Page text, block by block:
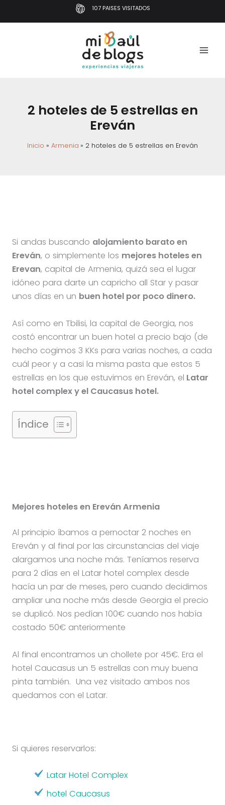
al
107 PAISES VISITADOS
2 hoteles de 5 estrellas en
Ereván
Inicio Armenia 2 hoteles de 5 estrellas en Ereván
Si andas buscando alojamiento barato en
Ereván, o simplemente los mejores hoteles en
Erevan, capital de Armenia, quizá sea el lugar
idóneo para darte un capricho all Star y pasar
unos días en un buen hotel por poco dinero.
Así como en Tbilisi, la capital de Georgia, nos
costó encontrar un buen hotel a precio bajo (de
hecho cogimos 3 KKs para varias noches, a cada
cuál peor y a casi la misma pasta que estos 5
estrellas en los que estuvimos en Ereván, el Latar
hotel complex y el Caucasus hotel.
Índice
Mejores hoteles en Ereván Armenia
Al principio íbamos a pernoctar 2 noches en
Ereván y al final por las circunstancias del viaje
alargamos una noche más. Teníamos reserva
para 2 días en el Latar hotel complex desde
hacía un par de meses, pero cuando decidimos
ampliar una noche más desde Georgia el precio
se duplicó. Nos pedían 100€ cuando nos había
costado 50€ anteriormente
Al final encontramos un chollete por 45€. Era el
hotel Caucasus un 5 estrellas con muy buena
pinta también. Una vez visitado ambos nos
quedamos con el Latar.
Si quieres reservarlos:
Latar Hotel Complex
hotel Caucasus